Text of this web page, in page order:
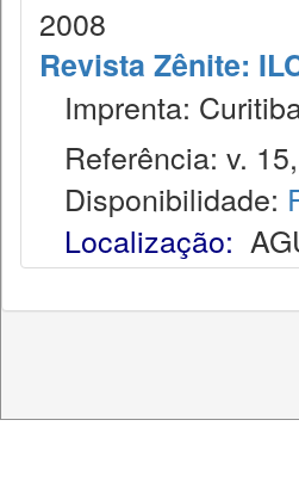
2008
Revista Zênite:
Imprenta:
Referência: v.
Disponibilidade:
Localização: